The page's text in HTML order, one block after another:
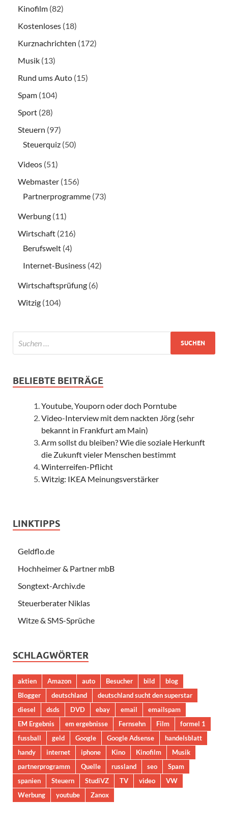
Kinofilm (82)
Kostenloses (18)
Kurznachrichten (172)
Musik (13)
Rund ums Auto (15)
Spam (104)
Sport (28)
Steuern (97)
Steuerquiz (50)
Videos (51)
Webmaster (156)
Partnerprogramme (73)
Werbung (11)
Wirtschaft (216)
Berufswelt (4)
Internet-Business (42)
Wirtschaftsprüfung (6)
Witzig (104)
BELIEBTE BEITRÄGE
Youtube, Youporn oder doch Porntube
Video-Interview mit dem nackten Jörg (sehr
bekannt in Frankfurt am Main)
Arm sollst du bleiben? Wie die soziale Herkunft
die Zukunft vieler Menschen bestimmt
Winterreifen-Pflicht
Witzig: IKEA Meinungsverstärker
LINKTIPPS
Geldflo.de
Hochheimer & Partner mbB
Songtext-Archiv.de
Steuerberater Niklas
Witze & SMS-Sprüche
SCHLAGWÖRTER
aktien Amazon auto Besucher bild
blog
Blogger
deutschland
deutschland sucht den superstar
diesel
dsds DVD ebay email
emailspam
EM Ergebnis
em ergebnisse Fernsehn Film
formel 1
fussball
geld Google Google Adsense
handelsblatt
handy
internet iphone Kino Kinofilm
Musik
partnerprogramm
Quelle russland seo
Spam
spanien
Steuern StudiVZ TV video
VW
Werbung
youtube Zanox